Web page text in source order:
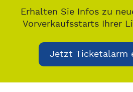
Erhalten Sie Infos zu
Vorverkaufsstarts Ihrer
Jetzt Ticketalarm